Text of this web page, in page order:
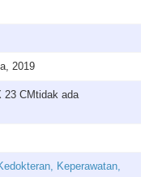
2019
23 CMtidak ada
Keperawatan,